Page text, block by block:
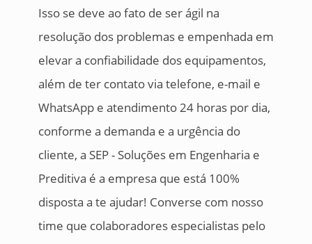
Isso se deve ao fato de ser ágil na
resolução dos problemas e empenhada em
elevar a confiabilidade dos equipamentos,
além de ter contato via telefone, e-mail e
WhatsApp e atendimento 24 horas por dia,
conforme a demanda e a urgência do
cliente, a SEP - Soluções em Engenharia e
Preditiva é a empresa que está 100%
disposta a te ajudar! Converse com nosso
time que colaboradores especialistas pelo